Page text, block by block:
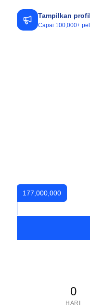
Tampilkan
Capai 100,000+
177,000,000
0
HARI